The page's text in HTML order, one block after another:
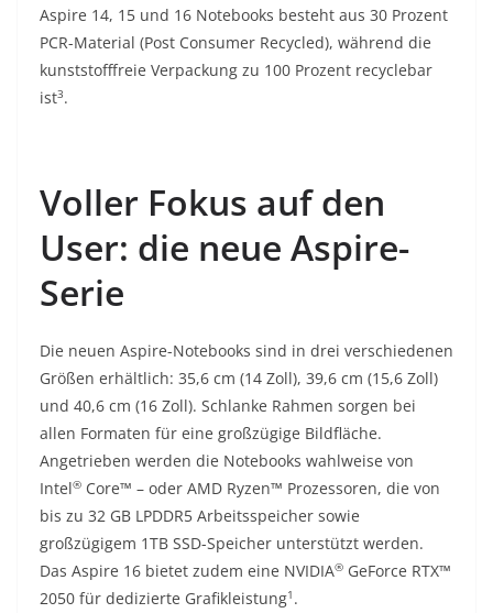
Aspire 14, 15 und 16 Notebooks besteht aus 30 Prozent
PCR-Material (Post Consumer Recycled), während die
kunststofffreie Verpackung zu 100 Prozent recyclebar
ist3.
Voller Fokus auf den
User: die neue Aspire-
Serie
Die neuen Aspire-Notebooks sind in drei verschiedenen
Größen erhältlich: 35,6 cm (14 Zoll), 39,6 cm (15,6 Zoll)
und 40,6 cm (16 Zoll). Schlanke Rahmen sorgen bei
allen Formaten für eine großzügige Bildfläche.
Angetrieben werden die Notebooks wahlweise von
Intel® Core™ – oder AMD Ryzen™ Prozessoren, die von
bis zu 32 GB LPDDR5 Arbeitsspeicher sowie
großzügigem 1TB SSD-Speicher unterstützt werden.
Das Aspire 16 bietet zudem eine NVIDIA® GeForce RTX™
2050 für dedizierte Grafikleistung1 .